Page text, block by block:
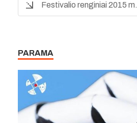
Festivalio renginiai 2015 m.
PARAMA